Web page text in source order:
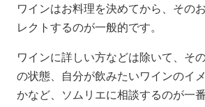
ワインはお料理を決めてから、その
レクトするのが一般的です。
ワインに詳しい方などは除いて、そ
の状態、自分が飲みたいワインのイ
かなど、ソムリエに相談するのが一